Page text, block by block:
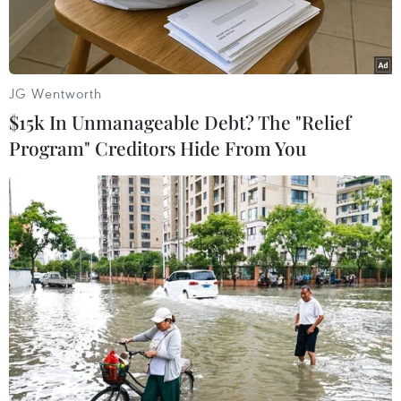
Tiêm chủng vaccine ngừa COVID-19 tại Toronto, Ontario,
Canada. (Ảnh: AFP/TTXVN)
Ngày 17/6, Ủy ban tư vấn quốc gia về tiêm
chủng (NACI) của Canada khuyến nghị những
người đã tiêm vaccine AstraZeneca mũi đầu
JG Wentworth
$15k In Unmanageable Debt? The "Relief
Program" Creditors Hide From You